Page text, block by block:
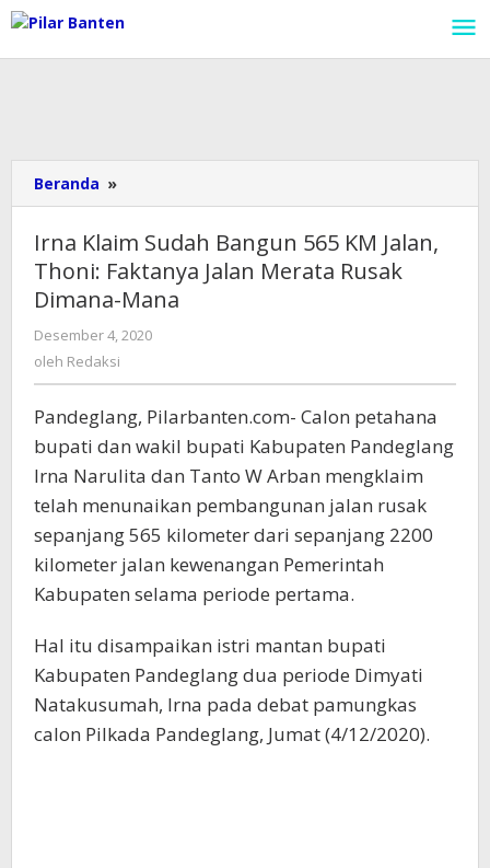
Lewati
ke
konten
Beranda »
Klaim
Bangun
565
KM
Thoni:
Jalan
Merata
Rusak
Dimana-
Mana
Irna Klaim Sudah Bangun 565 KM Jalan,
Thoni: Faktanya Jalan Merata Rusak
Dimana-Mana
Desember 4, 2020
oleh Redaksi
Pandeglang, Pilarbanten.com- Calon petahana
bupati dan wakil bupati Kabupaten Pandeglang
Irna Narulita dan Tanto W Arban mengklaim
telah menunaikan pembangunan jalan rusak
sepanjang 565 kilometer dari sepanjang 2200
kilometer jalan kewenangan Pemerintah
Kabupaten selama periode pertama.
Hal itu disampaikan istri mantan bupati
Kabupaten Pandeglang dua periode Dimyati
Natakusumah, Irna pada debat pamungkas
calon Pilkada Pandeglang, Jumat (4/12/2020).